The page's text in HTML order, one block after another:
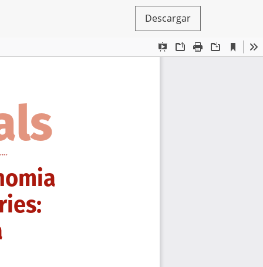
Descargar